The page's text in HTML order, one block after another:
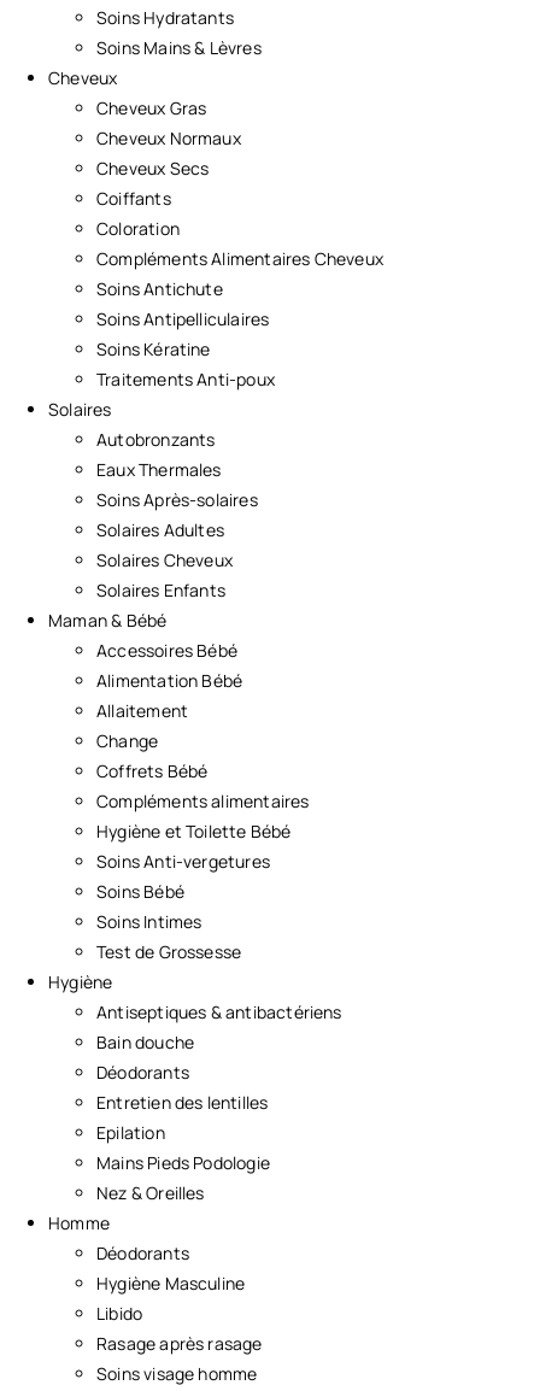
Soins Hydratants
Soins Mains & Lèvres
Cheveux
Cheveux Gras
Cheveux Normaux
Cheveux Secs
Coiffants
Coloration
Compléments Alimentaires Cheveux
Soins Antichute
Soins Antipelliculaires
Soins Kératine
Traitements Anti-poux
Solaires
Autobronzants
Eaux Thermales
Soins Après-solaires
Solaires Adultes
Solaires Cheveux
Solaires Enfants
Maman & Bébé
Accessoires Bébé
Alimentation Bébé
Allaitement
Change
Coffrets Bébé
Compléments alimentaires
Hygiène et Toilette Bébé
Soins Anti-vergetures
Soins Bébé
Soins Intimes
Test de Grossesse
Hygiène
Antiseptiques & antibactériens
Bain douche
Déodorants
Entretien des lentilles
Epilation
Mains Pieds Podologie
Nez & Oreilles
Homme
Déodorants
Hygiène Masculine
Libido
Rasage après rasage
Soins visage homme